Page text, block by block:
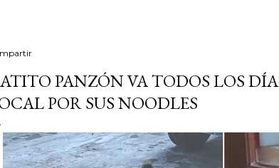
PANZÓN VA TODOS LOS
POR SUS NOODLES